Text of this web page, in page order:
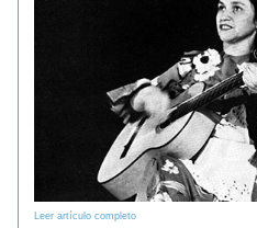
Leer artículo completo